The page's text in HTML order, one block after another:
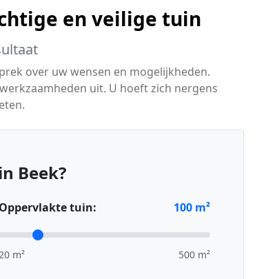
en veilige tuin
over uw wensen en mogelijkheden.
uit. U hoeft zich nergens
Beek?
Oppervlakte tuin: 100 m²
m² 500 m²